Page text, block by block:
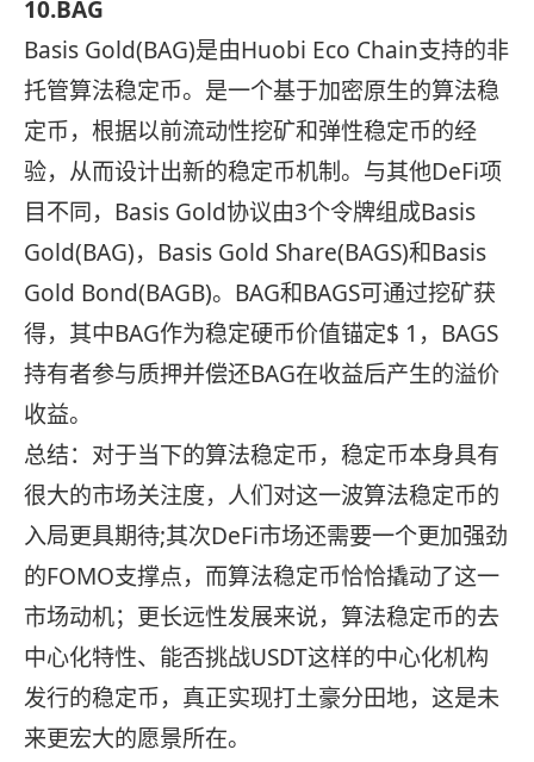
10.BAG
Basis Gold(BAG)是由Huobi Eco Chain支持的非
托管算法稳定币。是一个基于加密原生的算法稳
定币，根据以前流动性挖矿和弹性稳定币的经
验，从而设计出新的稳定币机制。与其他DeFi项
目不同，Basis Gold协议由3个令牌组成Basis
Gold(BAG)，Basis Gold Share(BAGS)和Basis
Gold Bond(BAGB)。BAG和BAGS可通过挖矿获
得，其中BAG作为稳定硬币价值锚定$ 1，BAGS
持有者参与质押并偿还BAG在收益后产生的溢价
收益。
总结：对于当下的算法稳定币，稳定币本身具有
很大的市场关注度，人们对这一波算法稳定币的
入局更具期待;其次DeFi市场还需要一个更加强劲
的FOMO支撑点，而算法稳定币恰恰撬动了这一
市场动机；更长远性发展来说，算法稳定币的去
中心化特性、能否挑战USDT这样的中心化机构
发行的稳定币，真正实现打土豪分田地，这是未
来更宏大的愿景所在。